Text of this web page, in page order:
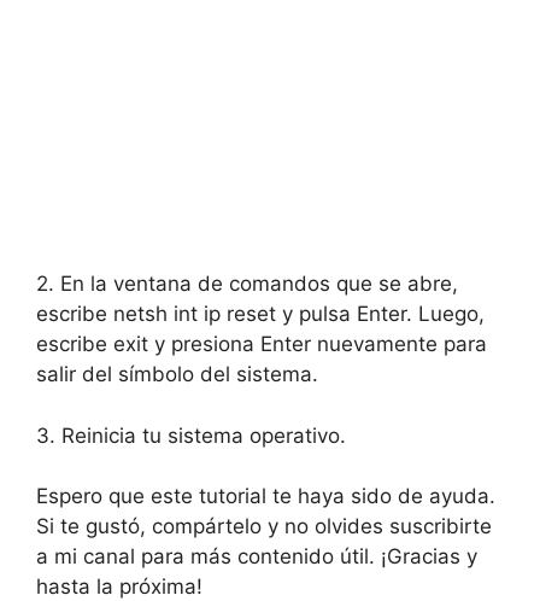
2. En la ventana de comandos que se abre,
escribe netsh int ip reset y pulsa Enter. Luego,
escribe exit y presiona Enter nuevamente para
salir del símbolo del sistema.
3. Reinicia tu sistema operativo.
Espero que este tutorial te haya sido de ayuda.
Si te gustó, compártelo y no olvides suscribirte
a mi canal para más contenido útil. ¡Gracias y
hasta la próxima!